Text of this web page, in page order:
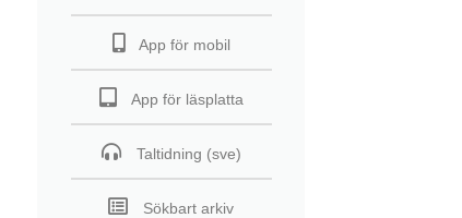
App för mobil
App för läsplatta
Taltidning (sve)
Sökbart arkiv